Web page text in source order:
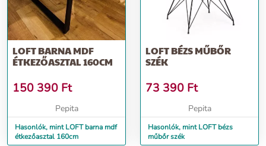
LOFT BARNA MDF
ÉTKEZŐASZTAL 160CM
150 390 Ft
Pepita
Hasonlók, mint LOFT barna mdf
étkezőasztal 160cm
LOFT BÉZS MŰBŐR
SZÉK
73 390 Ft
Pepita
Hasonlók, mint LOFT bézs
műbőr szék